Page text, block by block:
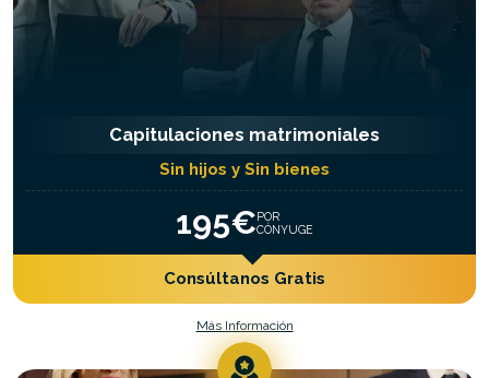
Capitulaciones matrimoniales
Sin hijos y Sin bienes
195€POR
CÓNYUGE
Consúltanos Gratis
Más Información